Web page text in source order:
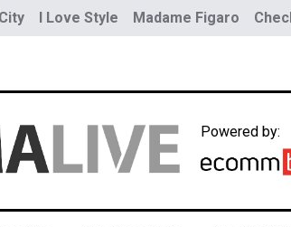
City I Love Style Madame Figaro
Powered by: